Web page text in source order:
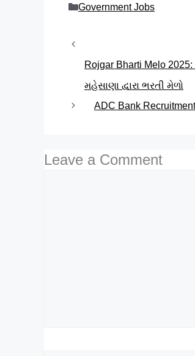
Categories
Government Jobs
Rojgar Bharti Melo
મહેસાણા દ્વારા ભરતી મેળો
ADC Bank
Leave a Comment